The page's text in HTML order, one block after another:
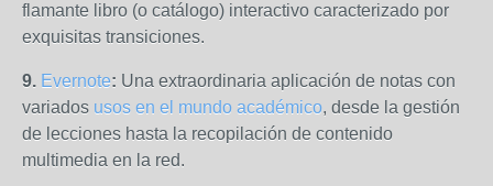
flamante libro (o catálogo) interactivo caracterizado por
exquisitas transiciones.
9. Evernote: Una extraordinaria aplicación de notas con
variados usos en el mundo académico, desde la gestión
de lecciones hasta la recopilación de contenido
multimedia en la red.